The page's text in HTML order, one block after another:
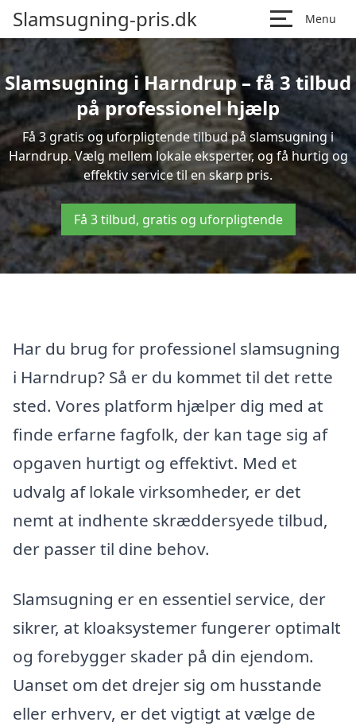
Slamsugning-pris.dk Menu
Slamsugning i Harndrup – få 3 tilbud
på professionel hjælp
Få 3 gratis og uforpligtende tilbud på slamsugning i
Harndrup. Vælg mellem lokale eksperter, og få hurtig og
effektiv service til en skarp pris.
Få 3 tilbud, gratis og uforpligtende
Har du brug for professionel slamsugning
i Harndrup? Så er du kommet til det rette
sted. Vores platform hjælper dig med at
finde erfarne fagfolk, der kan tage sig af
opgaven hurtigt og effektivt. Med et
udvalg af lokale virksomheder, er det
nemt at indhente skræddersyede tilbud,
der passer til dine behov.
Slamsugning er en essentiel service, der
sikrer, at kloaksystemer fungerer optimalt
og forebygger skader på din ejendom.
Uanset om det drejer sig om husstande
eller erhverv, er det vigtigt at vælge de